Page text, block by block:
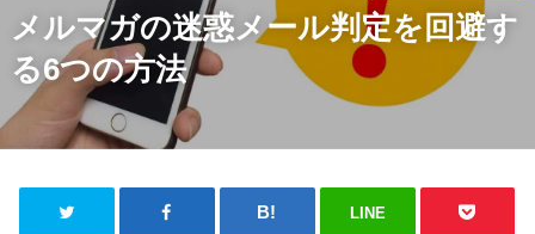
メルマガの迷惑メール判定を回避す
る6つの方法
LINE